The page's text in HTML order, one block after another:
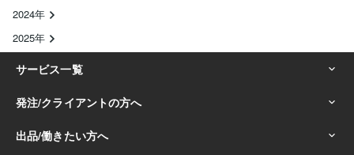
2024年
2025年